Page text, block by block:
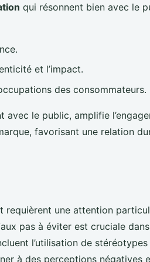
qui résonnent bien avec le
et l’impact.
des consommateurs.
avec le public, amplifie
favorisant une relation
requièrent une attention
pas à éviter est cruciale
l’utilisation de stéréotypes
à des perceptions négatives